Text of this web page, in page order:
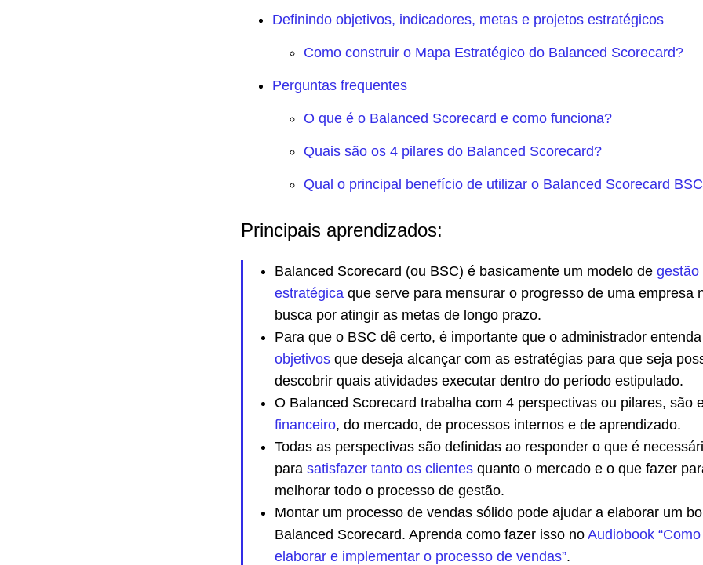
Definindo objetivos, indicadores, metas e projetos estratégicos
Como construir o Mapa Estratégico do Balanced Scorecard?
Perguntas frequentes
O que é o Balanced Scorecard e como funciona?
Quais são os 4 pilares do Balanced Scorecard?
Qual o principal benefício de utilizar o Balanced Scorecard
Principais aprendizados:
Balanced Scorecard (ou BSC) é basicamente um modelo de gestão
estratégica que serve para mensurar o progresso de uma empresa
busca por atingir as metas de longo prazo.
Para que o BSC dê certo, é importante que o administrador
objetivos que deseja alcançar com as estratégias para que seja
descobrir quais atividades executar dentro do período estipulado.
O Balanced Scorecard trabalha com 4 perspectivas ou pilares, são
financeiro, do mercado, de processos internos e de aprendizado.
Todas as perspectivas são definidas ao responder o que é
para satisfazer tanto os clientes quanto o mercado e o que fazer
melhorar todo o processo de gestão.
Montar um processo de vendas sólido pode ajudar a elaborar um
Balanced Scorecard. Aprenda como fazer isso no Audiobook “Como
elaborar e implementar o processo de vendas”.